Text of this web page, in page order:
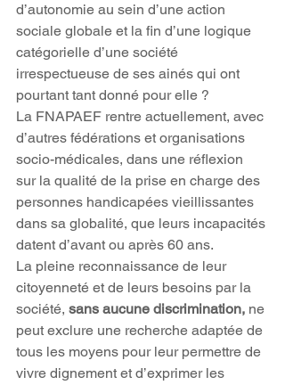
d’autonomie au sein d’une action
sociale globale et la fin d’une logique
catégorielle d’une société
irrespectueuse de ses ainés qui ont
pourtant tant donné pour elle ?
La FNAPAEF rentre actuellement, avec
d’autres fédérations et organisations
socio-médicales, dans une réflexion
sur la qualité de la prise en charge des
personnes handicapées vieillissantes
dans sa globalité, que leurs incapacités
datent d’avant ou après 60 ans.
La pleine reconnaissance de leur
citoyenneté et de leurs besoins par la
société, sans aucune discrimination, ne
peut exclure une recherche adaptée de
tous les moyens pour leur permettre de
vivre dignement et d’exprimer les